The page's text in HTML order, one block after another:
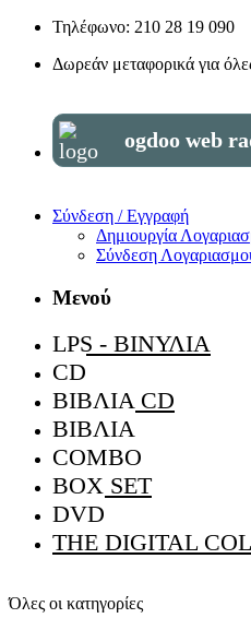
Τηλέφωνο: 210 28 19 090
Δωρεάν μεταφορικά για
ogdoo web
Σύνδεση / Εγγραφή
Δημιουργία
Σύνδεση
Μενού
LPS - ΒΙΝΎΛΙΑ
CD
ΒΙΒΛΊΑ CD
ΒΙΒΛΊΑ
COMBO
BOX SET
DVD
THE DIGITAL
Όλες οι κατηγορίες